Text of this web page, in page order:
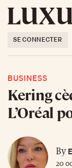
SE CONNECTER
BUSINESS
Kering
L’Oréal
By
20